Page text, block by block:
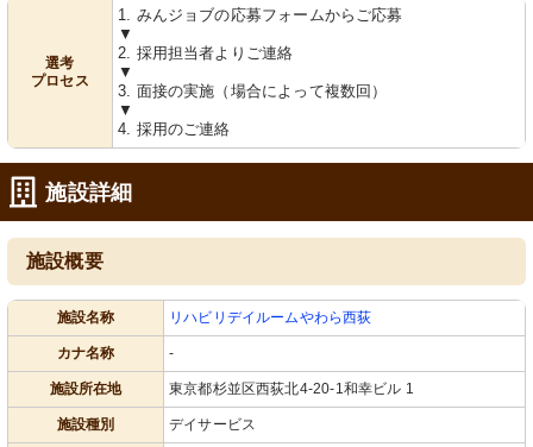
選考
プロセス
1. みんジョブの応募フォームからご応募
▼
2. 採用担当者よりご連絡
▼
3. 面接の実施（場合によって複数回）
▼
4. 採用のご連絡
施設詳細
施設概要
施設名称 リハビリデイルームやわら西荻
カナ名称 -
施設所在地 東京都杉並区西荻北4-20-1和幸ビル 1
施設種別 デイサービス